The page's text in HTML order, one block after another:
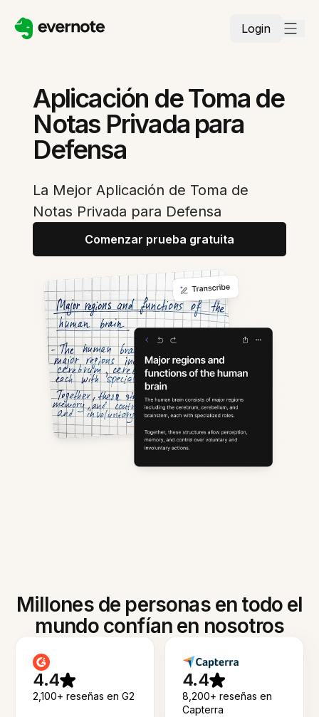
Login
Aplicación de Toma de
Notas Privada para
Defensa
La Mejor Aplicación de Toma de
Notas Privada para Defensa
Comenzar prueba gratuita
Millones de personas en todo el
mundo confían en nosotros
4.4
2,100+ reseñas en G2
4.4
8,200+ reseñas en
Capterra